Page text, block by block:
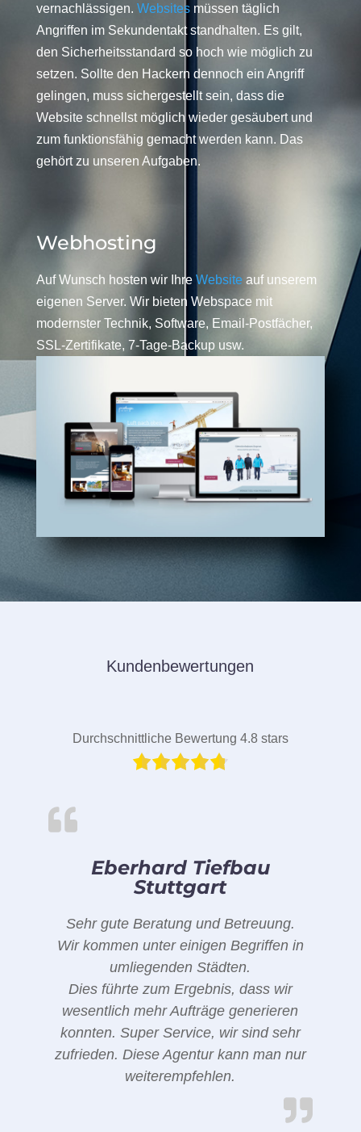
vernachlässigen. Websitesmüssen täglich
Angriffen im Sekundentakt standhalten. Es gilt,
den Sicherheitsstandard so hoch wie möglich zu
setzen. Sollte den Hackern dennoch ein Angriff
gelingen, muss sichergestellt sein, dass die
Website schnellst möglich wieder gesäubert und
zum funktionsfähig gemacht werden kann. Das
gehört zu unseren Aufgaben.
Webhosting
Auf Wunsch hosten wir Ihre Website auf unserem
eigenen Server. Wir bieten Webspace mit
modernster Technik, Software, Email-Postfächer,
SSL-Zertifikate, 7-Tage-Backup usw.
Kundenbewertungen
Durchschnittliche Bewertung 4.8 stars
Eberhard Tiefbau
Stuttgart
Sehr gute Beratung und Betreuung.
Wir kommen unter einigen Begriffen in
umliegenden Städten.
Dies führte zum Ergebnis, dass wir
wesentlich mehr Aufträge generieren
konnten. Super Service, wir sind sehr
zufrieden. Diese Agentur kann man nur
weiterempfehlen.